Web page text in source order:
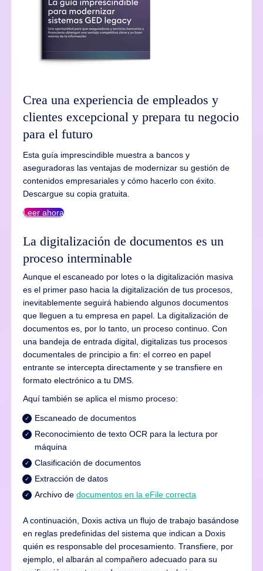
Crea una experiencia de empleados y
clientes excepcional y prepara tu negocio
para el futuro
Esta guía imprescindible muestra a bancos y
aseguradoras las ventajas de modernizar su gestión de
contenidos empresariales y cómo hacerlo con éxito.
Descargue su copia gratuita.
Leer ahora
La digitalización de documentos es un
proceso interminable
Aunque el escaneado por lotes o la digitalización masiva
es el primer paso hacia la digitalización de tus procesos,
inevitablemente seguirá habiendo algunos documentos
que lleguen a tu empresa en papel. La digitalización de
documentos es, por lo tanto, un proceso continuo. Con
una bandeja de entrada digital, digitalizas tus procesos
documentales de principio a fin: el correo en papel
entrante se intercepta directamente y se transfiere en
formato electrónico a tu DMS.
Aquí también se aplica el mismo proceso:
Escaneado de documentos
Reconocimiento de texto OCR para la lectura por
máquina
Clasificación de documentos
Extracción de datos
Archivo dedocumentos en la eFile correcta
A continuación, Doxis activa un flujo de trabajo basándose
en reglas predefinidas del sistema que indican a Doxis
quién es responsable del procesamiento. Transfiere, por
ejemplo, el albarán al compañero adecuado para su